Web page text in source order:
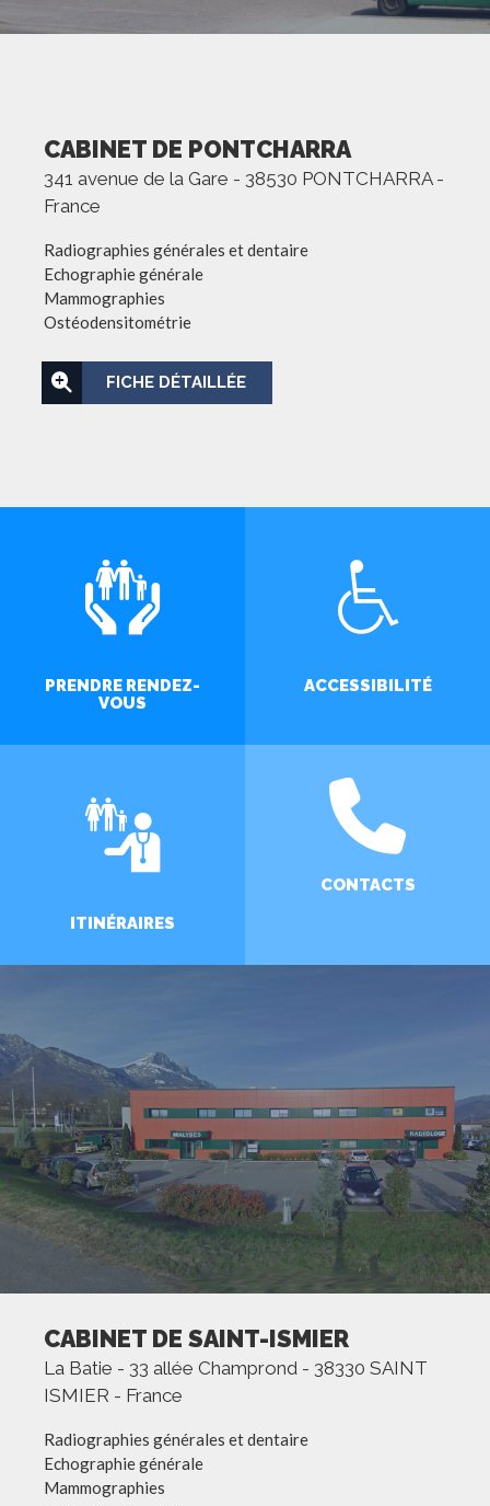
CABINET DE PONTCHARRA
341 avenue de la Gare - 38530 PONTCHARRA -
France
Radiographies générales et dentaire
Echographie générale
Mammographies
Ostéodensitométrie
FICHE DÉTAILLÉE
PRENDRE RENDEZ-
VOUS
ACCESSIBILITÉ
ITINÉRAIRES
CONTACTS
CABINET DE SAINT-ISMIER
La Batie - 33 allée Champrond - 38330 SAINT
ISMIER - France
Radiographies générales et dentaire
Echographie générale
Mammographies